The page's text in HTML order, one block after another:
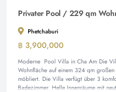
Phetchaburi
฿ 3,900,000
Moderne Pool Villa in Cha Am Die
Wohnfläche auf einem 324 qm
möbliert. Die Villa verfügt über 3
Badezimmer. Helle Innenräume mit